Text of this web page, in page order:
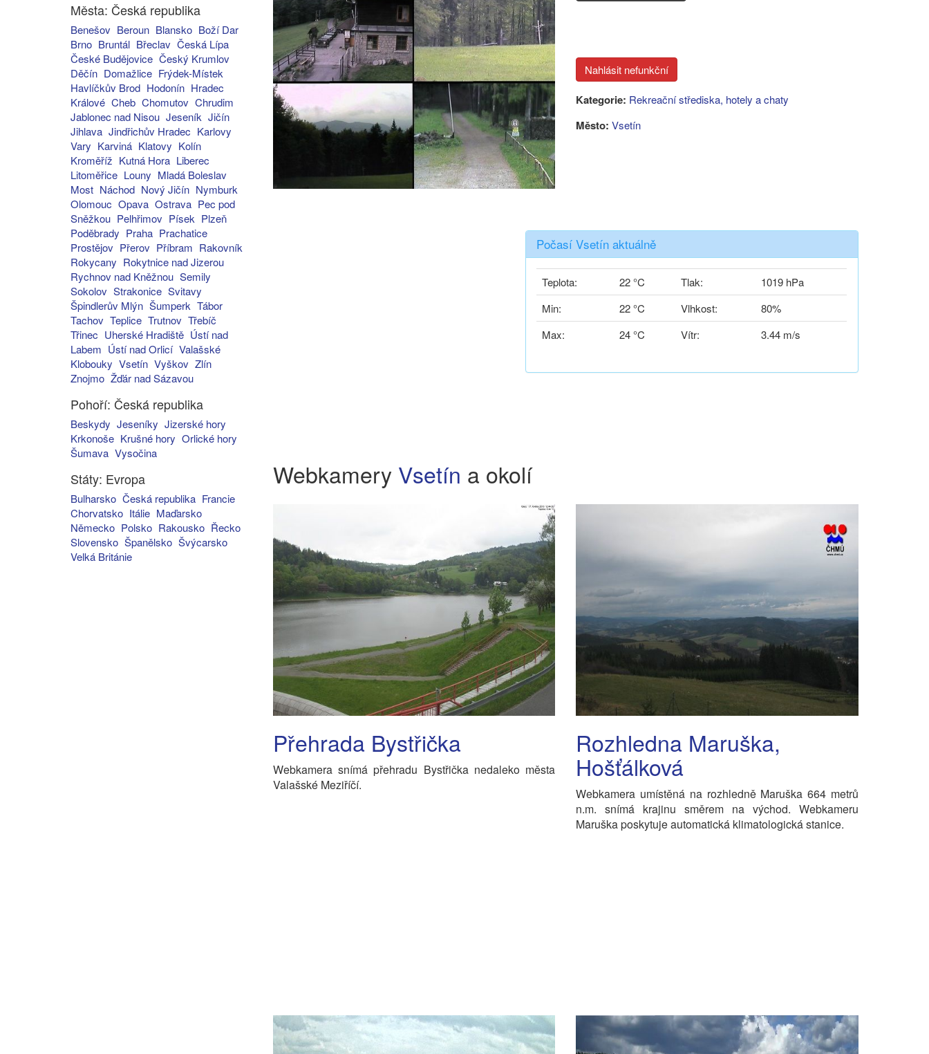
Města: Česká republika
Benešov Beroun Blansko Boží Dar
Brno Bruntál Břeclav Česká Lípa
České Budějovice Český Krumlov
Děčín Domažlice Frýdek-Místek
Havlíčkův Brod Hodonín Hradec
Králové Cheb Chomutov Chrudim
Jablonec nad Nisou Jeseník Jičín
Jihlava Jindřichův Hradec Karlovy
Vary Karviná Klatovy Kolín
Kroměříž Kutná Hora Liberec
Litoměřice Louny Mladá Boleslav
Most Náchod Nový Jičín Nymburk
Olomouc Opava Ostrava Pec pod
Sněžkou Pelhřimov Písek Plzeň
Poděbrady Praha Prachatice
Prostějov Přerov Příbram Rakovník
Rokycany Rokytnice nad Jizerou
Rychnov nad Kněžnou Semily
Sokolov Strakonice Svitavy
Špindlerův Mlýn Šumperk Tábor
Tachov Teplice Trutnov Třebíč
Třinec Uherské Hradiště Ústí nad
Labem Ústí nad Orlicí Valašské
Klobouky Vsetín Vyškov Zlín
Znojmo Žďár nad Sázavou
Pohoří: Česká republika
Beskydy Jeseníky Jizerské hory
Krkonoše Krušné hory Orlické hory
Šumava Vysočina
Státy: Evropa
Bulharsko Česká republika Francie
Chorvatsko Itálie Maďarsko
Německo Polsko Rakousko Řecko
Slovensko Španělsko Švýcarsko
Velká Británie
Kategorie: Rekreační střediska, hotely a chaty
Město: Vsetín
Počasí Vsetín aktuálně
Teplota: 22 °C Tlak:
1019 hPa
Min:
22 °C Vlhkost:
80%
Max:
24 °C Vítr: 3.44 m/s
Webkamery Vsetín a okolí
Přehrada Bystřička
Webkamera snímá přehradu Bystřička nedaleko města
Valašské Meziříčí.
Rozhledna Maruška,
Hošťálková
Webkamera umístěná na rozhledně Maruška 664 metrů
n.m. snímá krajinu směrem na východ. Webkameru
Maruška poskytuje automatická klimatologická stanice.